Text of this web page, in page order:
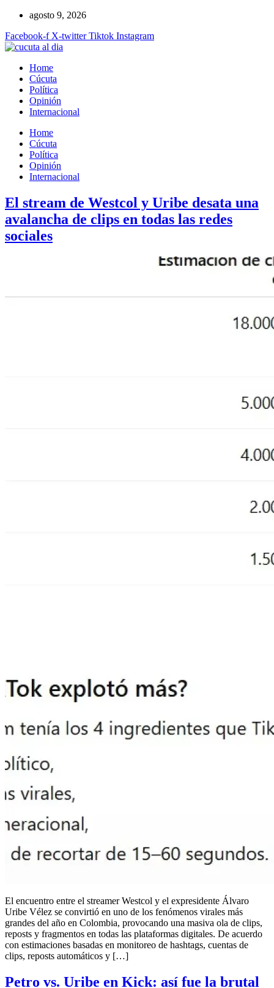
contenido
agosto 9, 2026
Facebook-f X-twitter Tiktok Instagram
Home
Cúcuta
Política
Opinión
Internacional
Home
Cúcuta
Política
Opinión
Internacional
El stream de Westcol y Uribe desata una
avalancha de clips en todas las redes
sociales
El encuentro entre el streamer Westcol y el expresidente Álvaro
Uribe Vélez se convirtió en uno de los fenómenos virales más
grandes del año en Colombia, provocando una masiva ola de clips,
reposts y fragmentos en todas las plataformas digitales. De acuerdo
con estimaciones basadas en monitoreo de hashtags, cuentas de
clips, reposts automáticos y […]
Petro vs. Uribe en Kick: así fue la brutal